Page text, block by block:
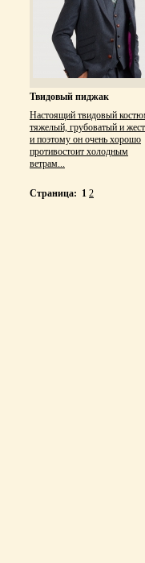
Твидовый пиджак
Настоящий твидовый
тяжелый, грубоватый и
и поэтому он очень хорошо
противостоит холодным
ветрам...
Страница: 1 2